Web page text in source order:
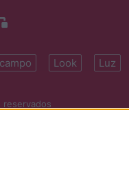
Look Luz
S.A.